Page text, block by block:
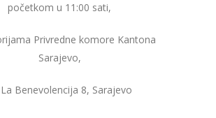
početkom u 11:00 sati,
Privredne komore Kantona
Sarajevo,
Benevolencija 8, Sarajevo